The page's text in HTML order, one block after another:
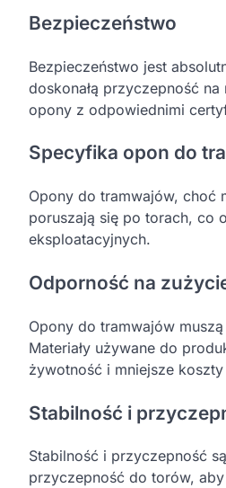
Bezpieczeństwo
Bezpieczeństwo jest
doskonałą przyczepność
opony z odpowiednimi
Specyfika opon do
Opony do tramwajów, choć
poruszają się po torach, co
eksploatacyjnych.
Odporność na
Opony do tramwajów
Materiały używane do
żywotność i mniejsze
Stabilność i
Stabilność i przyczepność
przyczepność do torów,